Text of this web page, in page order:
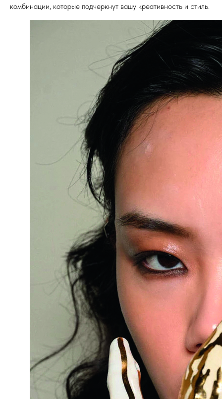
комбинации, которые подчеркнут вашу креативность и стиль.